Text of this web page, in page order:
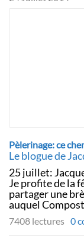
Pèlerinage: ce
Le blogue de
25 juillet:
Je profite de la
partager une
auquel
7408 lectures 0